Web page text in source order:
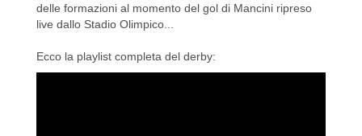
delle formazioni al momento del gol di Mancini ripreso
live dallo Stadio Olimpico...
Ecco la playlist completa del derby: